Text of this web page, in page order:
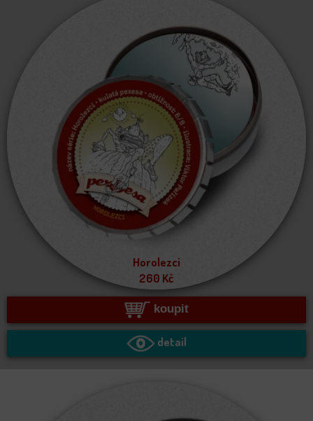
Horolezci
260 Kč
koupit
detail